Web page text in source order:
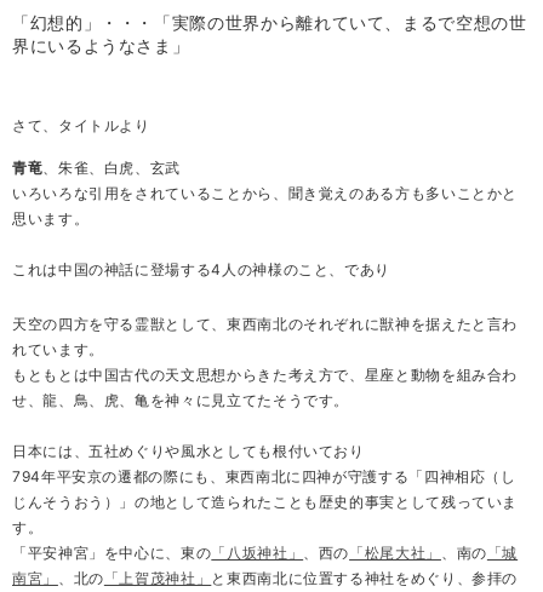
「幻想的」・・・「実際の世界から離れていて、まるで空想の世
界にいるようなさま」
さて、タイトルより
青竜 、朱雀、白虎、玄武
いろいろな引用をされていることから、聞き覚えのある方も多いことかと
思います。
これは中国の神話に登場する4人の神様のこと、であり
天空の四方を守る霊獣として、東西南北のそれぞれに獣神を据えたと言わ
れています。
もともとは中国古代の天文思想からきた考え方で、星座と動物を組み合わ
せ、龍、鳥、虎、亀を神々に見立てたそうです。
日本には、五社めぐりや風水としても根付いており
794年平安京の遷都の際にも、東西南北に四神が守護する「四神相応（し
じんそうおう）」の地として造られたことも歴史的事実として残っていま
す。
「平安神宮」を中心に、東の 「八坂神社」 、西の 「松尾大社」 、南の 「城
南宮」
、北の 「上賀茂神社」 と東西南北に位置する神社をめぐり、参拝の